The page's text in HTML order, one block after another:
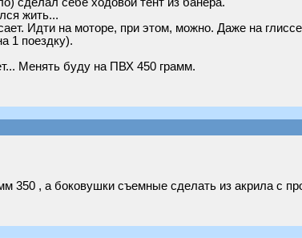
жить...
Идти на моторе, при этом, можно. Даже на
1 поездку).
Менять буду на ПВХ 450 грамм.
350 , а боковушки съемные сделать из акрила с